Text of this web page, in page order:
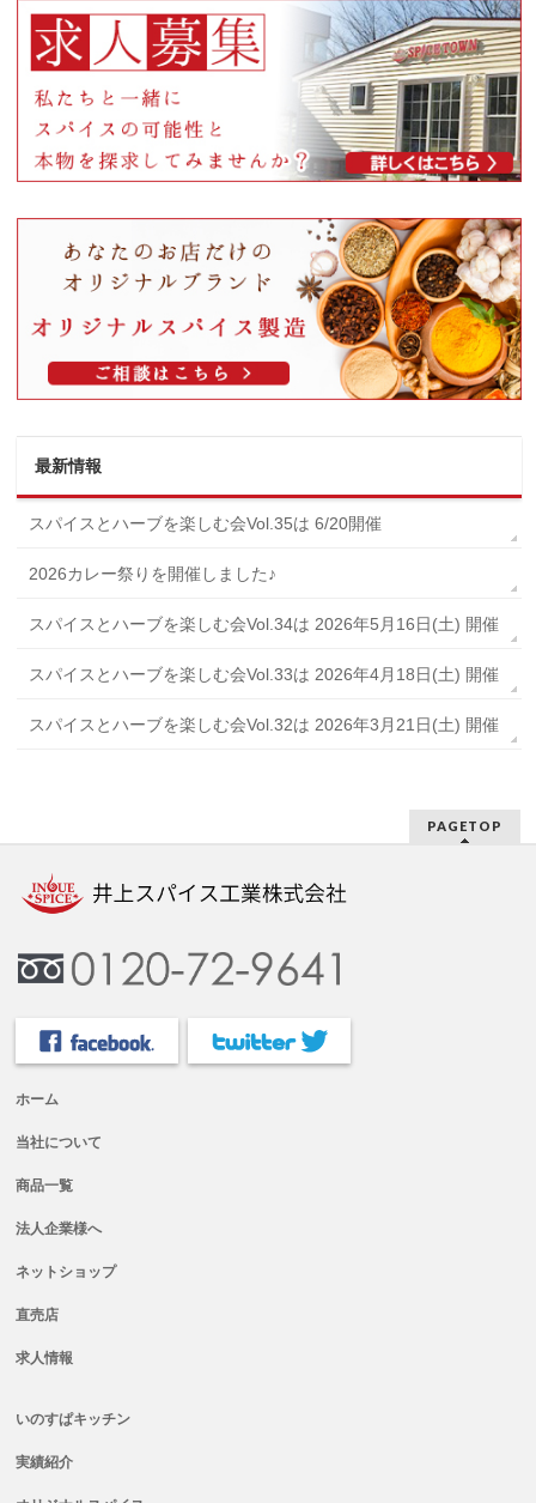
最新情報
スパイスとハーブを楽しむ会Vol.35は 6/20開催
2026カレー祭りを開催しました♪
スパイスとハーブを楽しむ会Vol.34は 2026年5月16日(土) 開催
スパイスとハーブを楽しむ会Vol.33は 2026年4月18日(土) 開催
スパイスとハーブを楽しむ会Vol.32は 2026年3月21日(土) 開催
PAGETOP
ホーム
当社について
商品一覧
法人企業様へ
ネットショップ
直売店
求人情報
いのすぱキッチン
実績紹介